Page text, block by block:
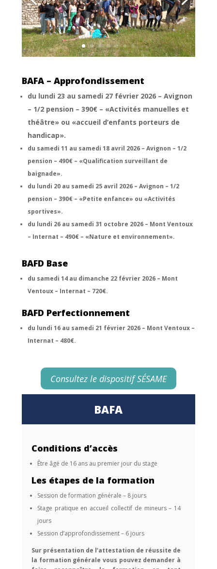
BAFA – Approfondissement
du lundi 23 au samedi 27 février 2026 – Avignon
– 1/2 pension – 390€ – «Activités manuelles et
théâtre» ou «accueil d’enfants porteurs de
handicap».
du samedi 11 au samedi 18 avril 2026 – Avignon – 1/2
pension – 490€ – «Qualification surveillant de
baignade».
du lundi 20 au samedi 25 avril 2026 – Avignon – 1/2
pension – 390€ – «Petite enfance» ou «Activités
sportives».
du lundi 26 au samedi 31 octobre 2026 – Mont Ventoux
– Internat – 490€ – «Nature et environnement».
BAFD Base
du samedi 14 au dimanche 22 février 2026 – Mont
Ventoux – Internat – 720€.
BAFD Perfectionnement
du lundi 16 au samedi 21 février 2026 – Mont Ventoux –
Internat – 480€.
Consultez le dispositif SÉSAME
BAFA
Conditions d’accès
Être âgé de 16 ans au premier jour du stage
Les étapes de la formation
Session de formation générale – 8 jours
Stage pratique en accueil collectif de mineurs– 14
jours
Session d’approfondissement– 6 jours
Sur présentation de l’attestation de réussite de
la formation générale vous pouvez demander à